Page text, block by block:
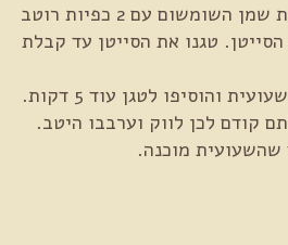
בווק גדול ערבבו 2 כפיות שמן השומשום עם 2 כפיות רוטב
טגנו את הסייטן עד קבלת
והוסיפו לטגן עוד 5 דקות.
קודם לכן לווק וערבבו היטב.
מוכנה.